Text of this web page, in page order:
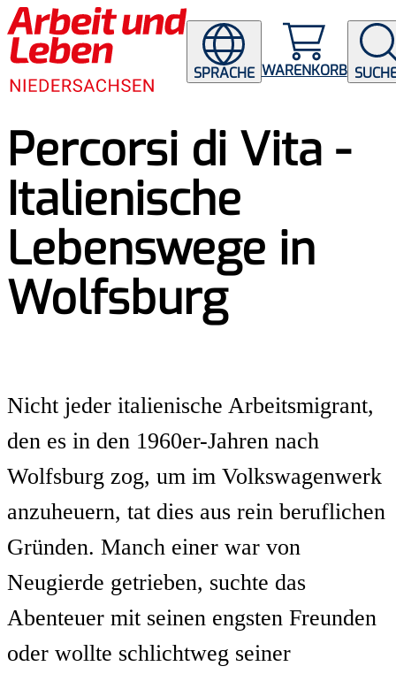
SPRACHE WARENKORB
Percorsi di Vita -
Italienische
Lebenswege in
Wolfsburg
Nicht jeder italienische Arbeitsmigrant,
den es in den 1960er-Jahren nach
Wolfsburg zog, um im Volkswagenwerk
anzuheuern, tat dies aus rein beruflichen
Gründen. Manch einer war von
Neugierde getrieben, suchte das
Abenteuer mit seinen engsten Freunden
oder wollte schlichtweg seiner